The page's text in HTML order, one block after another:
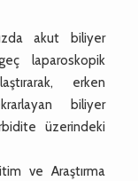
akut biliyer
laparoskopik
erken
biliyer
üzerindeki
ve Araştırma